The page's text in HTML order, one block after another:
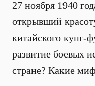
27 ноября 1940
открывший
китайского кунг-
развитие боевых
стране? Какие